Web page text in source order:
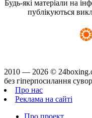
Будь-які матеріали на
публікуються
2010 — 2026 ©
без гіперпосилання
Про нас
Реклама на сайті
Про проект